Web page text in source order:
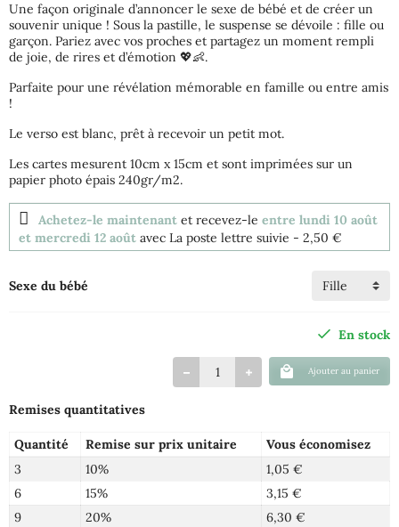
Une façon originale d’annoncer le sexe de bébé et de créer un
souvenir unique ! Sous la pastille, le suspense se dévoile : fille ou
garçon. Pariez avec vos proches et partagez un moment rempli
de joie, de rires et d’émotion 💖👶.
Parfaite pour une révélation mémorable en famille ou entre amis
!
Le verso est blanc, prêt à recevoir un petit mot.
Les cartes mesurent 10cm x 15cm et sont imprimées sur un
papier photo épais 240gr/m2.
Achetez-le maintenant et recevez-le entre lundi 10 août
et mercredi 12 août avec La poste lettre suivie - 2,50 €
Sexe du bébé
En stock
Ajouter au panier
Remises quantitatives
Quantité Remise sur prix unitaire
Vous économisez
3
10%
1,05 €
6
15%
3,15 €
9
20% 6,30 €